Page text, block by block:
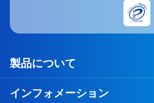
製品について
インフォメーション